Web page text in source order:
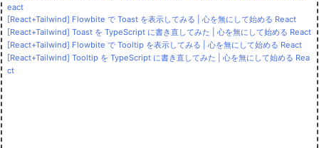
eact
[React+Tailwind] Flowbite で Toast を表示してみる | 心を無にして始める React
[React+Tailwind] Toast を TypeScript に書き直してみた | 心を無にして始める React
[React+Tailwind] Flowbite で Tooltip を表示してみる | 心を無にして始める React
[React+Tailwind] Tooltip を TypeScript に書き直してみた | 心を無にして始める Rea
ct